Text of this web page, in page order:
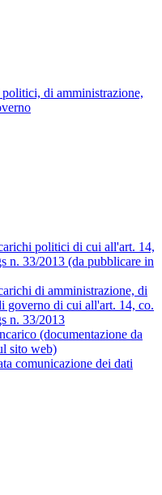
di amministrazione,
politici di cui all'art. 14,
n. 33/2013 (da pubblicare in
di amministrazione, di
governo di cui all'art. 14, co.
n. 33/2013
(documentazione da
sito web)
comunicazione dei dati